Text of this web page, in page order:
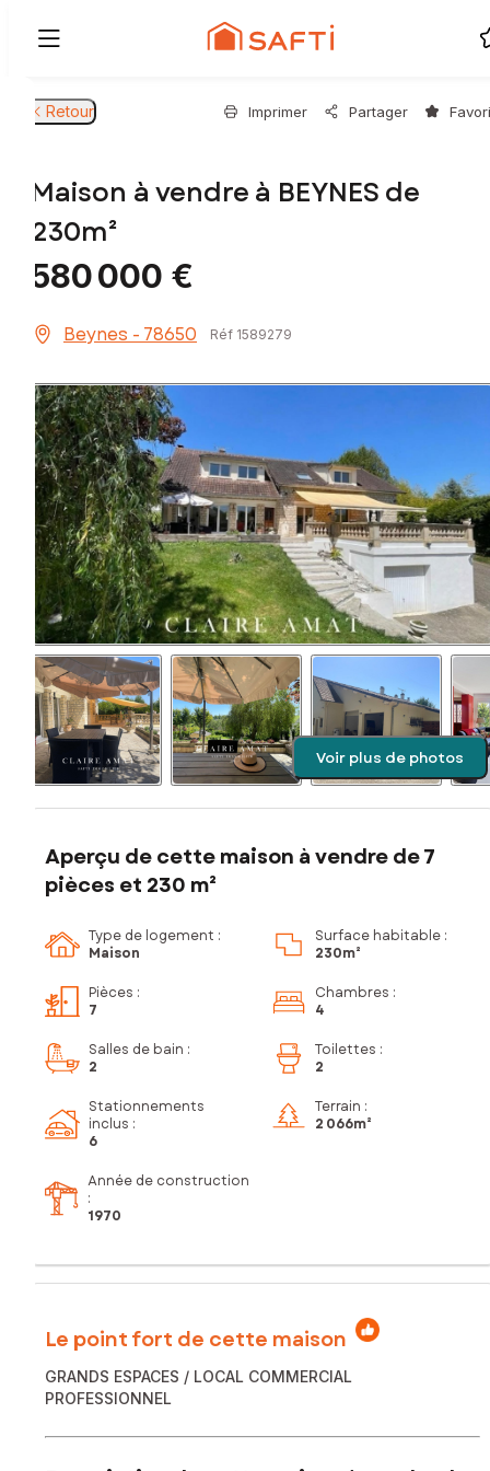
Retour Imprimer Partager
Maison à vendre à BEYNES de
230m²
580 000 €
Beynes - 78650 Réf 1589279
Voir plus de photos
Aperçu de cette maison à vendre de 7
pièces et 230 m²
Type de logement :
Maison
Surface habitable :
230m²
Pièces :
7
Chambres :
4
Salles de bain :
2
Toilettes :
2
Stationnements
inclus :
6
Terrain :
2 066m²
Année de construction
:
1970
Le point fort de cette maison
GRANDS ESPACES / LOCAL COMMERCIAL
PROFESSIONNEL